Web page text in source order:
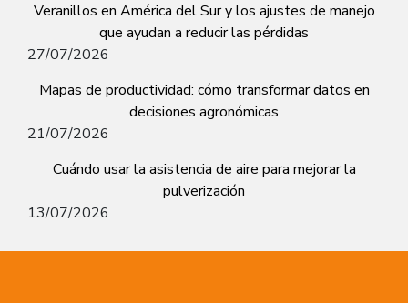
Veranillos en América del Sur y los ajustes de manejo
que ayudan a reducir las pérdidas
27/07/2026
Mapas de productividad: cómo transformar datos en
decisiones agronómicas
21/07/2026
Cuándo usar la asistencia de aire para mejorar la
pulverización
13/07/2026